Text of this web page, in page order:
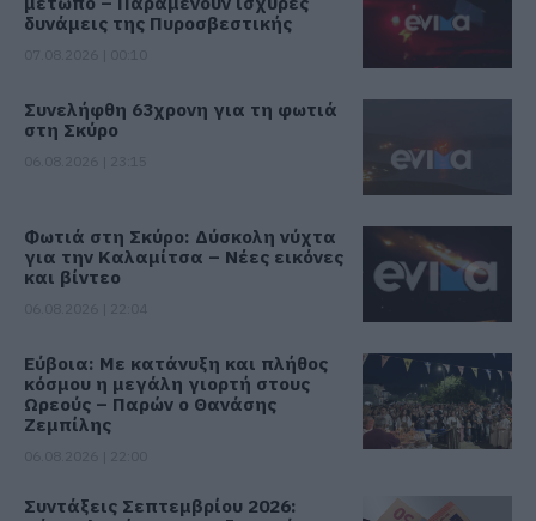
δυνάμεις της Πυροσβεστικής
Συνελήφθη 63χρονη για τη φωτιά
στη Σκύρο
Φωτιά στη Σκύρο: Δύσκολη νύχτα
για την Καλαμίτσα – Νέες εικόνες
και βίντεο
Εύβοια: Με κατάνυξη και πλήθος
κόσμου η μεγάλη γιορτή στους
Ωρεούς – Παρών ο Θανάσης
Ζεμπίλης
Συντάξεις Σεπτεμβρίου 2026: